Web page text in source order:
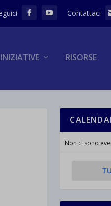
INIZIATIVE RISORSE
Non ci sono